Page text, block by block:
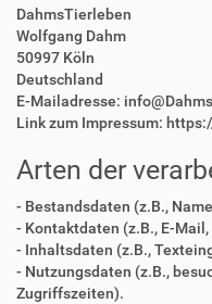
DahmsTierleben
Wolfgang Dahm
50997 Köln
Deutschland
E-Mailadresse:
Link zum Impressum:
Arten der
- Bestandsdaten (z.B.,
- Kontaktdaten (z.B., E-
- Inhaltsdaten (z.B.,
- Nutzungsdaten (z.B.,
Zugriffszeiten).